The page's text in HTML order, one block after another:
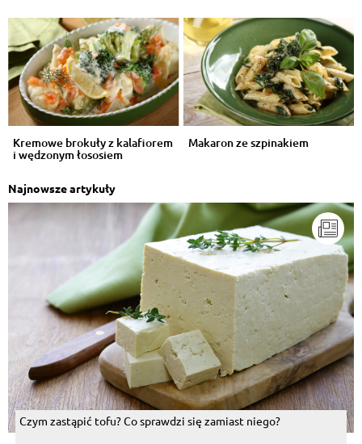
Kremowe brokuły z kalafiorem
i wędzonym łososiem
Makaron ze szpinakiem
Najnowsze artykuły
Czym zastąpić tofu? Co sprawdzi się zamiast niego?